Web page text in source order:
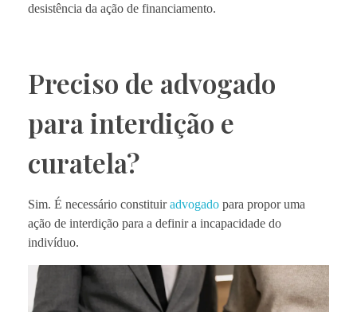
desistência da ação de financiamento.
Preciso de advogado
para interdição e
curatela?
Sim. É necessário constituiradvogado para propor uma
ação de interdição para a definir a incapacidade do
indivíduo.